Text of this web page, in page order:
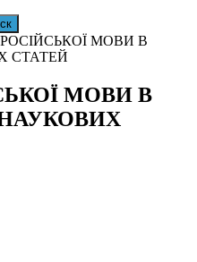
МОВИ В
СТАТЕЙ
МОВИ В